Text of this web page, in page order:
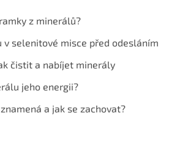
z minerálů?
v selenitové misce před odesláním
čistit a nabíjet minerály
jeho energii?
a jak se zachovat?